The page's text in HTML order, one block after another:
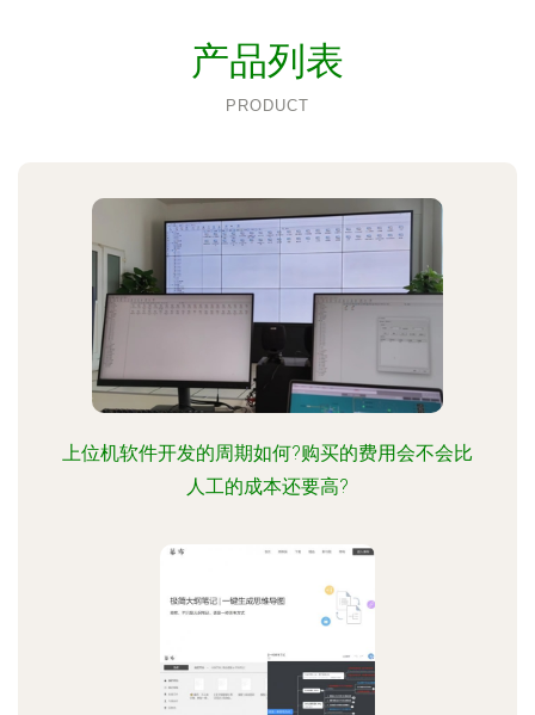
产品列表
PRODUCT
上位机软件开发的周期如何?购买的费用会不会比
人工的成本还要高?